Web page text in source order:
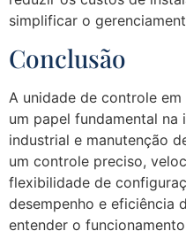
simplificar o
Conclusão
A unidade de controle
um papel fundamental na
industrial e manutenção
um controle preciso,
flexibilidade de
desempenho e eficiência
entender o